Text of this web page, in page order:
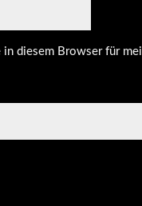
diesem Browser für